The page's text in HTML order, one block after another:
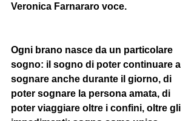
Veronica Farnararo voce.
Ogni brano nasce da un particolare
sogno: il sogno di poter continuare a
sognare anche durante il giorno, di
poter sognare la persona amata, di
poter viaggiare oltre i confini, oltre gli